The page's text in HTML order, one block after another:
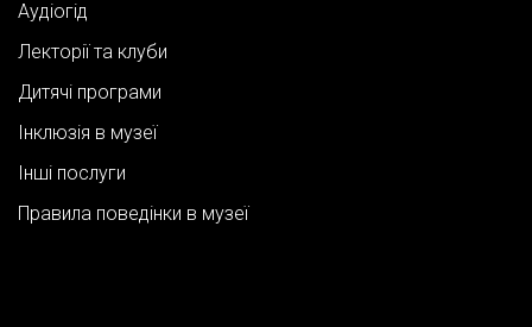
Аудіогід
Лекторії та клуби
Дитячі програми
Інклюзія в музеї
Інші послуги
Правила поведінки в музеї